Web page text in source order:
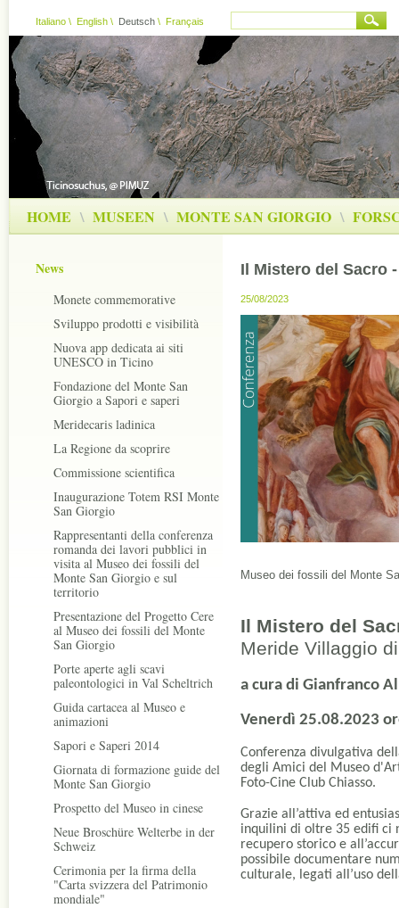
Italiano \ English \ Deutsch \ Français
HOME \ MUSEEN \ MONTE SAN GIORGIO \
News
Monete commemorative
Sviluppo prodotti e visibilità
Nuova app dedicata ai siti
UNESCO in Ticino
Fondazione del Monte San
Giorgio a Sapori e saperi
Meridecaris ladinica
La Regione da scoprire
Commissione scientifica
Inaugurazione Totem RSI Monte
San Giorgio
Rappresentanti della conferenza
romanda dei lavori pubblici in
visita al Museo dei fossili del
Monte San Giorgio e sul
territorio
Presentazione del Progetto Cere
al Museo dei fossili del Monte
San Giorgio
Porte aperte agli scavi
paleontologici in Val Scheltrich
Guida cartacea al Museo e
animazioni
Sapori e Saperi 2014
Giornata di formazione guide del
Monte San Giorgio
Prospetto del Museo in cinese
Neue Broschüre Welterbe in der
Schweiz
Cerimonia per la firma della
"Carta svizzera del Patrimonio
mondiale"
Il Mistero del Sacro
25/08/2023
Museo dei fossili del Monte
Il Mistero del
Meride Villaggio
a cura di Gianfranco
Venerdì 25.08.2023
Conferenza divulgativa
degli Amici del Museo
Foto-Cine Club Chiasso.
Grazie all’attiva ed
inquilini di oltre 35 edifi ci
recupero storico e
possibile documentare
culturale, legati all’uso